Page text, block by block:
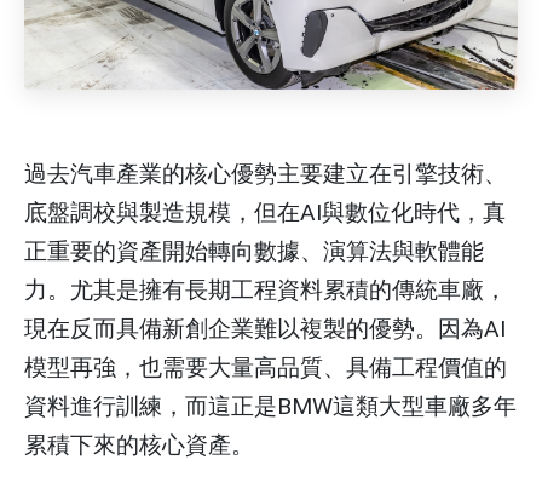
過去汽車產業的核心優勢主要建立在引擎技術、
底盤調校與製造規模，但在AI與數位化時代，真
正重要的資產開始轉向數據、演算法與軟體能
力。尤其是擁有長期工程資料累積的傳統車廠，
現在反而具備新創企業難以複製的優勢。因為AI
模型再強，也需要大量高品質、具備工程價值的
資料進行訓練，而這正是BMW這類大型車廠多年
累積下來的核心資產。